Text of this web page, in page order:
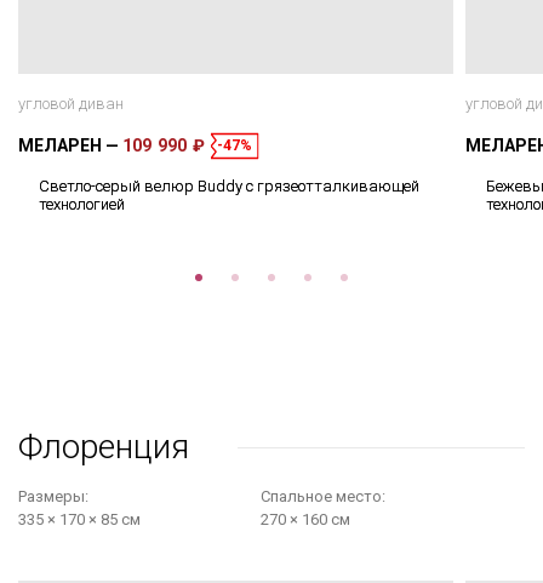
угловой диван
МЕЛАРЕН 109 990 ₽ -47%
Светло-серый велюр Buddy с грязеотталкивающей
технологией
угловой
Флоренция
Размеры:
335 × 170 × 85 см
Cпальное место:
270 × 160 см